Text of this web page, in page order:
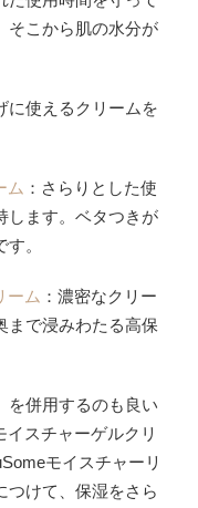
そこから肌の水分が
に使えるクリームを
ム ：さらりとした使
します。ベタつきが
。
ーム ：濃密なクリー
まで浸みわたる高保
を併用するのも良い
スチャーゲルクリ
モイスチャーリ
つけて、保湿をさら